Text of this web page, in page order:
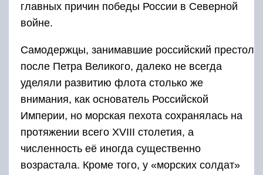
главных причин победы России в Северной
войне.
Самодержцы, занимавшие российский престол
после Петра Великого, далеко не всегда
уделяли развитию флота столько же
внимания, как основатель Российской
Империи, но морская пехота сохранялась на
протяжении всего XVIII столетия, а
численность её иногда существенно
возрастала. Кроме того, у «морских солдат»